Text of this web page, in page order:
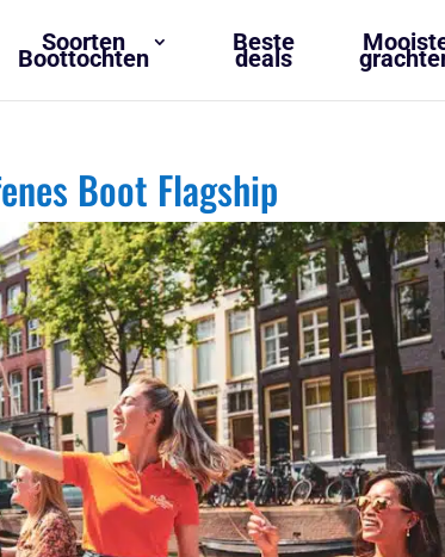
Boot Flagship
Soorten
Boottochten
Beste
deals